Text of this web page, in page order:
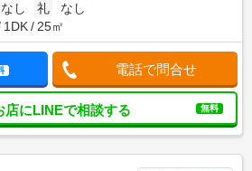
なし 礼
なし
1DK 25㎡
電話で問合せ
店にLINEで相談する 無料